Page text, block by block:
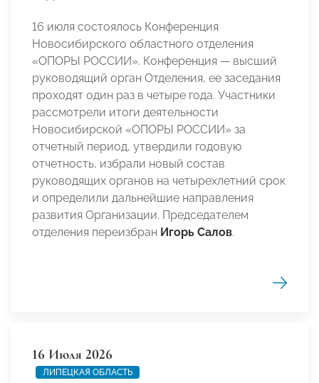
16 июля состоялось Конференция
Новосибирского областного отделения
«ОПОРЫ РОССИИ». Конференция — высший
руководящий орган Отделения, ее заседания
проходят один раз в четыре года. Участники
рассмотрели итоги деятельности
Новосибирской «ОПОРЫ РОССИИ» за
отчетный период, утвердили годовую
отчетность, избрали новый состав
руководящих органов на четырехлетний срок
и определили дальнейшие направления
развития Организации. Председателем
отделения переизбран Игорь Салов.
16 Июля 2026
ЛИПЕЦКАЯ ОБЛАСТЬ